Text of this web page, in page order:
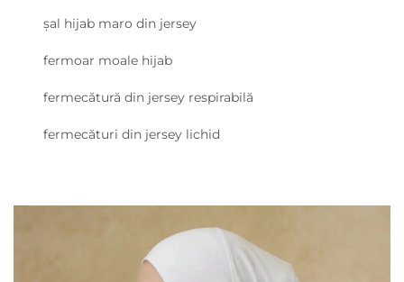
șal hijab maro din jersey
fermoar moale hijab
fermecătură din jersey respirabilă
fermecături din jersey lichid